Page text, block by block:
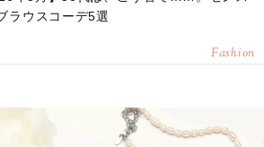
ラウスコーデ5選
Fashion